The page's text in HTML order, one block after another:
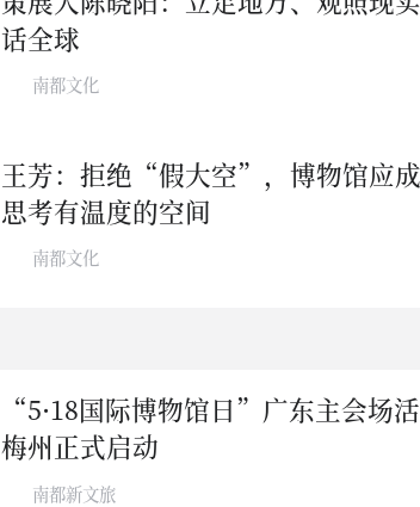
话全球
南都文化
王芳：拒绝“假大空”，博物馆应
思考有温度的空间
南都文化
“5·18国际博物馆日”广东主会场
梅州正式启动
南都新文旅